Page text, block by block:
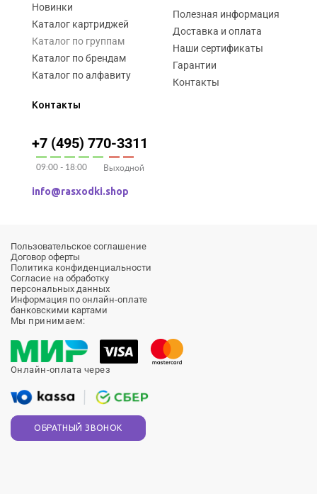
Новинки
Каталог картриджей
Каталог по группам
Каталог по брендам
Каталог по алфавиту
Полезная информация
Доставка и оплата
Наши сертификаты
Гарантии
Контакты
Контакты
+7 (495) 770-3311
09:00 - 18:00 Выходной
info@rasxodki.shop
Пользовательское соглашение
Договор оферты
Политика конфиденциальности
Согласие на обработку
персональных данных
Информация по онлайн-оплате
банковскими картами
Мы принимаем:
Онлайн-оплата через
ОБРАТНЫЙ ЗВОНОК